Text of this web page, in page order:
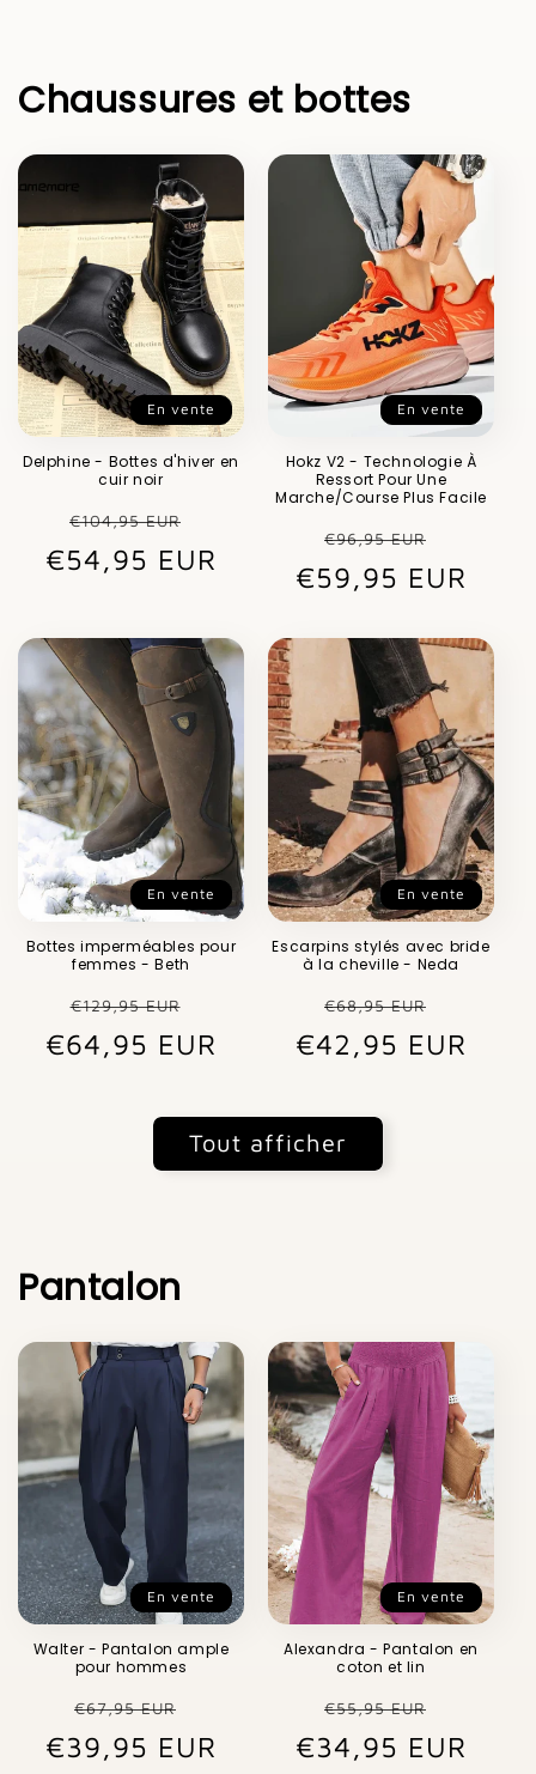
Chaussures et bottes
En vente
Delphine - Bottes d'hiver en
cuir noir
Prix
habituel
€104,95 EUR
promotionnel
€54,95 EUR
En vente
Hokz V2 - Technologie À
Ressort Pour Une
Marche/Course Plus Facile
Prix
habituel
€96,95 EUR
€59,95 EUR
En vente
Bottes imperméables pour
femmes - Beth
Prix
habituel
€129,95 EUR
promotionnel
€64,95 EUR
En vente
Escarpins stylés avec bride
à la cheville - Neda
Prix
habituel
€68,95 EUR
€42,95 EUR
Tout afficher
Pantalon
En vente
Walter - Pantalon ample
pour hommes
Prix
habituel
€67,95 EUR
promotionnel
€39,95 EUR
En vente
Alexandra - Pantalon en
coton et lin
Prix
habituel
€55,95 EUR
€34,95 EUR